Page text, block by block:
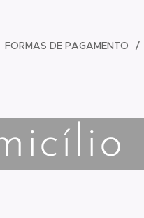
FORMAS DE PAGAMENTO